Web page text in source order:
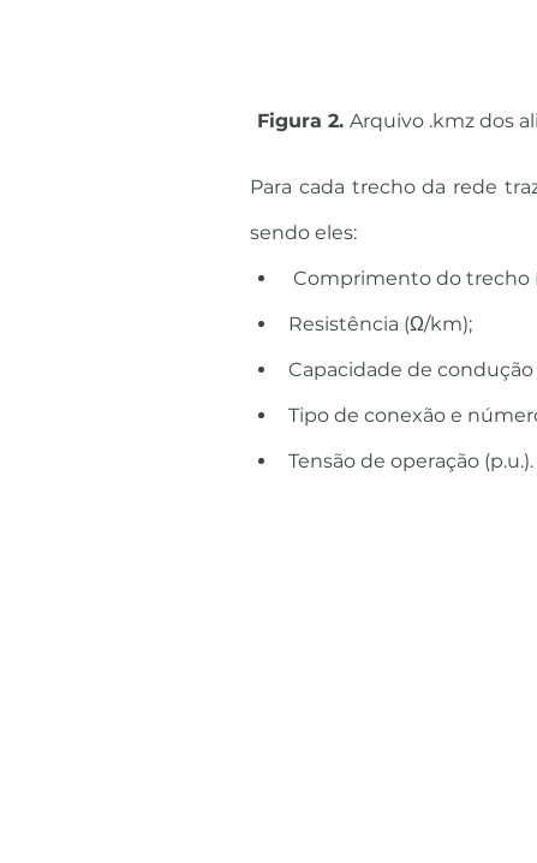
Figura 2. Arquivo .kmz dos
Para cada trecho da rede
sendo eles:
Comprimento do trecho
Resistência (Ω/km);
Capacidade de condução
Tipo de conexão e
Tensão de operação (p.u.).